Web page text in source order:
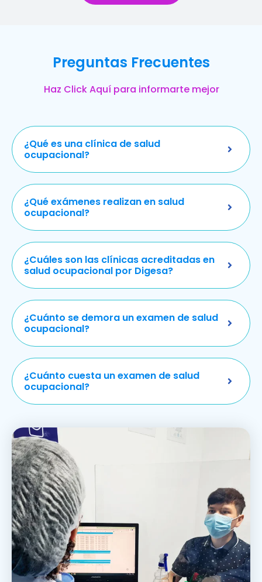
Preguntas Frecuentes
Haz Click Aquí para informarte mejor
¿Qué es una clínica de salud
ocupacional?
¿Qué exámenes realizan en salud
ocupacional?
¿Cuáles son las clínicas acreditadas en
salud ocupacional por Digesa?
¿Cuánto se demora un examen de salud
ocupacional?
¿Cuánto cuesta un examen de salud
ocupacional?